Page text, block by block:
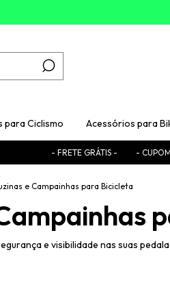
para Ciclismo Acessórios para
- FRETE GRÁTIS - - CUPOM
e Campainhas para Bicicleta
e visibilidade nas suas